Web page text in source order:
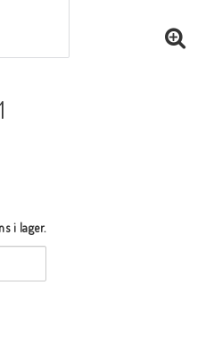
i lager.